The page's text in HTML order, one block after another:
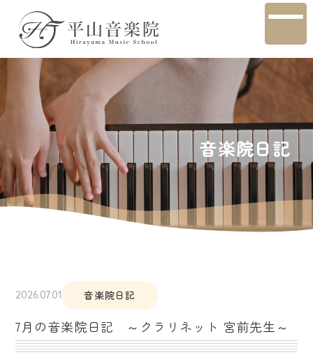
音楽院日記
2026.07.01 音楽院日記
7月の音楽院日記 ～クラリネット 宮前先生～